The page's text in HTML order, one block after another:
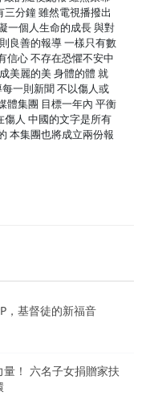
分鐘 雖然電視播撥出
一個人生命的成長 與對
良善的報導 一樣只有數
信心 不存在恐懼不安中
美麗的美 身體的體 就
一則新聞 不以傷人或
體集團 目標一年內 平衡
傷人 中國的文字是所有
本集團也將成立兩份報
，基督徒的新福音
！ 六名子女捐贈家扶